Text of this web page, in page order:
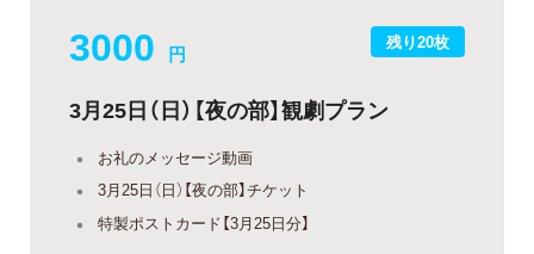
残り20枚
3000 円
3月25日（日）【夜の部】観劇プラン
お礼のメッセージ動画
3月25日（日）【夜の部】チケット
特製ポストカード【3月25日分】